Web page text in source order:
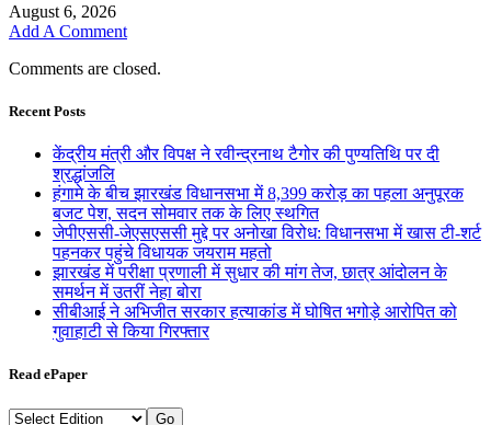
August 6, 2026
Add A Comment
Comments are closed.
Recent Posts
केंद्रीय मंत्री और विपक्ष ने रवीन्द्रनाथ टैगोर की पुण्यतिथि पर दी
श्रद्धांजलि
हंगामे के बीच झारखंड विधानसभा में 8,399 करोड़ का पहला अनुपूरक
बजट पेश, सदन सोमवार तक के लिए स्थगित
जेपीएससी-जेएसएससी मुद्दे पर अनोखा विरोध: विधानसभा में खास टी-शर्ट
पहनकर पहुंचे विधायक जयराम महतो
झारखंड में परीक्षा प्रणाली में सुधार की मांग तेज, छात्र आंदोलन के
समर्थन में उतरीं नेहा बोरा
सीबीआई ने अभिजीत सरकार हत्याकांड में घोषित भगोड़े आरोपित को
गुवाहाटी से किया गिरफ्तार
Read ePaper